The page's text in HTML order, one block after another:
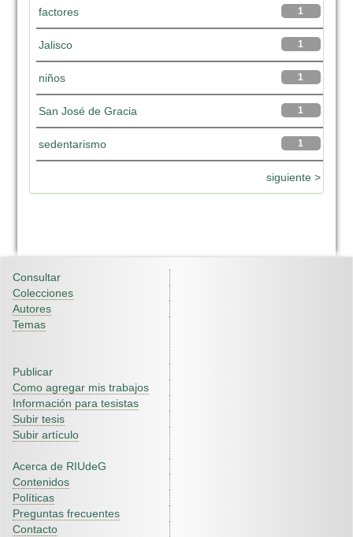
1
factores
1
Jalisco
1
niños
1
San José de Gracia
1
sedentarismo
siguiente >
Consultar
Colecciones
Autores
Temas
Publicar
Como agregar mis trabajos
Información para tesistas
Subir tesis
Subir artículo
Acerca de RIUdeG
Contenidos
Políticas
Preguntas frecuentes
Contacto